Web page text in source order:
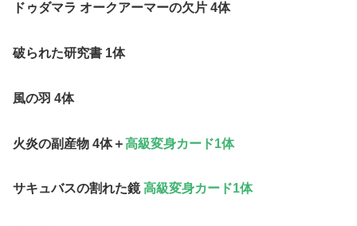
ドゥダマラ オークアーマーの欠片 4体
破られた研究書 1体
風の羽 4体
火炎の副産物 4体＋高級変身カード1体
サキュバスの割れた鏡 高級変身カード1体